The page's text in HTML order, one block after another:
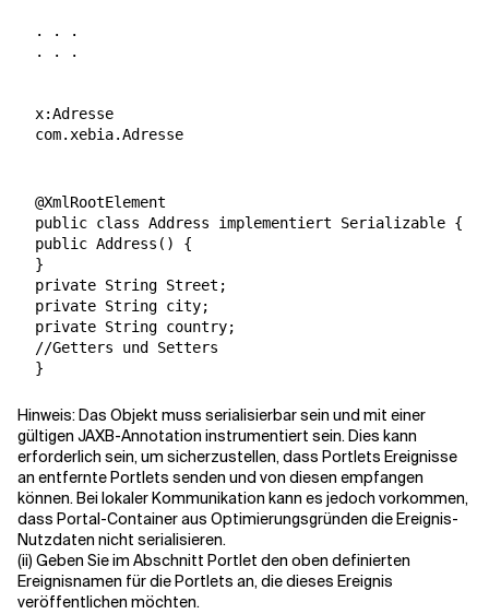
  . . .
  . . .
  x:Adresse
  com.xebia.Adresse
  @XmlRootElement
  public class Address implementiert Serializable {
  public Address() {
  }
  private String Street;
  private String city;
  private String country;
  //Getters und Setters
  }
Hinweis: Das Objekt muss serialisierbar sein und mit einer
gültigen JAXB-Annotation instrumentiert sein. Dies kann
erforderlich sein, um sicherzustellen, dass Portlets Ereignisse
an entfernte Portlets senden und von diesen empfangen
können. Bei lokaler Kommunikation kann es jedoch vorkommen,
dass Portal-Container aus Optimierungsgründen die Ereignis-
Nutzdaten nicht serialisieren.
(ii) Geben Sie im Abschnitt Portlet den oben definierten
Ereignisnamen für die Portlets an, die dieses Ereignis
veröffentlichen möchten.